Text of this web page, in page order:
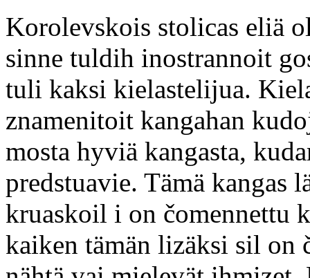
Korolevskois stolicas eliä
sinne tuldih inostrannoit
tuli kaksi kielastelijua.
znamenitoit kangahan
mosta hyviä kangasta,
predstuavie. Tämä
kruaskoil i on čomennettu
kaiken tämän lizäksi sil on